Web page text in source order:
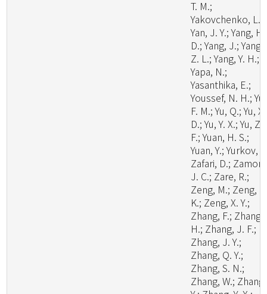
T. M.;
Yakovchenko, L.;
Yan, J. Y.; Yang, H.
D.; Yang, J.; Yang,
Z. L.; Yang, Y. H.;
Yapa, N.;
Yasanthika, E.;
Youssef, N. H.; Yu,
F. M.; Yu, Q.; Yu, X.
D.; Yu, Y. X.; Yu, Z.
F.; Yuan, H. S.;
Yuan, Y.; Yurkov,
Zafari, D.;
J. C.; Zare, R.;
Zeng, M.; Zeng,
K.; Zeng, X. Y.;
Zhang, F.; Zhang,
H.; Zhang, J. F.;
Zhang, J. Y.;
Zhang, Q. Y.;
Zhang, S. N.;
Zhang, W.; Zhang,